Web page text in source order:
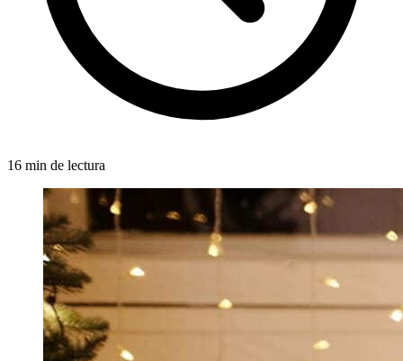
16 min de lectura